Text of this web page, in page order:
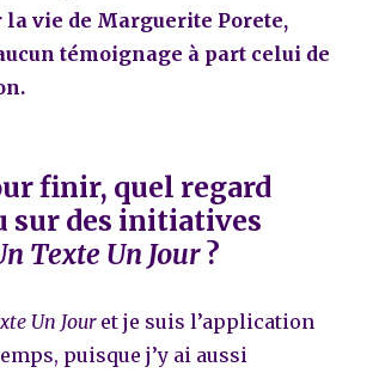
vie de Marguerite Porete,
témoignage à part celui de
finir, quel regard
sur des initiatives
Texte Un Jour?
Un Jouret je suis l’application
puisque j’y ai aussi